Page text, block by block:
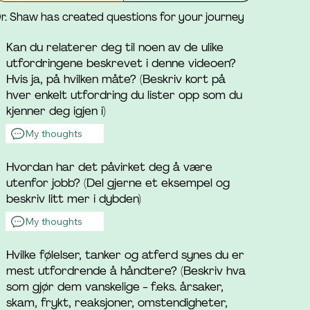
Kan du relaterer deg til noen av de ulike
utfordringene beskrevet i denne videoen?
Hvis ja, på hvilken måte? (Beskriv kort på
hver enkelt utfordring du lister opp som du
kjenner deg igjen i)
My thoughts
Hvordan har det påvirket deg å være
utenfor jobb? (Del gjerne et eksempel og
beskriv litt mer i dybden)
My thoughts
Hvilke følelser, tanker og atferd synes du er
mest utfordrende å håndtere? (Beskriv hva
som gjør dem vanskelige - f.eks. årsaker,
skam, frykt, reaksjoner, omstendigheter,
Shaw has created questions for your journey